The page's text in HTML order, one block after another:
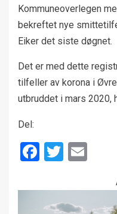
Kommuneoverlegen
bekreftet nye
Eiker det siste døgnet.
Det er med dette
tilfeller av korona i
utbruddet i mars 2020,
Del:
Facebook
Twitter